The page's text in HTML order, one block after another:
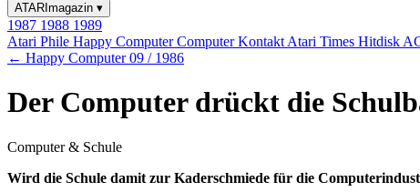
ATARImagazin ▾
1987 1988 1989
Atari Phile Happy ComputerComputer Kontakt Atari Times Hitdisk
← Happy Computer 09 / 1986
Der Computer drückt die
Computer & Schule
Wird die Schule damit zur Kaderschmiede für die